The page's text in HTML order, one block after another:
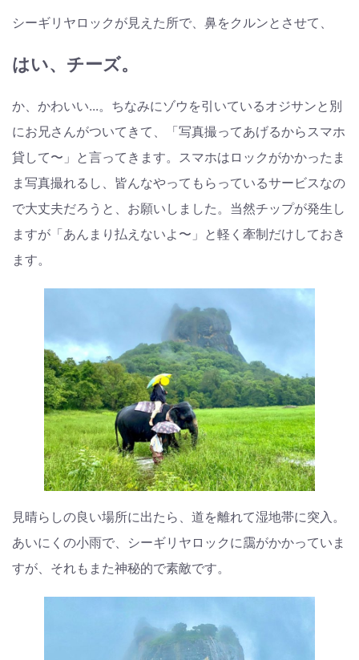
シーギリヤロックが見えた所で、鼻をクルンとさせて、
はい、チーズ。
か、かわいい...。ちなみにゾウを引いているオジサンと別
にお兄さんがついてきて、「写真撮ってあげるからスマホ
貸して〜」と言ってきます。スマホはロックがかかったま
ま写真撮れるし、皆んなやってもらっているサービスなの
で大丈夫だろうと、お願いしました。当然チップが発生し
ますが「あんまり払えないよ〜」と軽く牽制だけしておき
ます。
見晴らしの良い場所に出たら、道を離れて湿地帯に突入。
あいにくの小雨で、シーギリヤロックに靄がかかっていま
すが、それもまた神秘的で素敵です。